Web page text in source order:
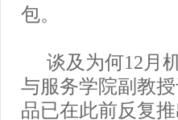
包。
谈及为何12月
与服务学院副教
品已在此前反复